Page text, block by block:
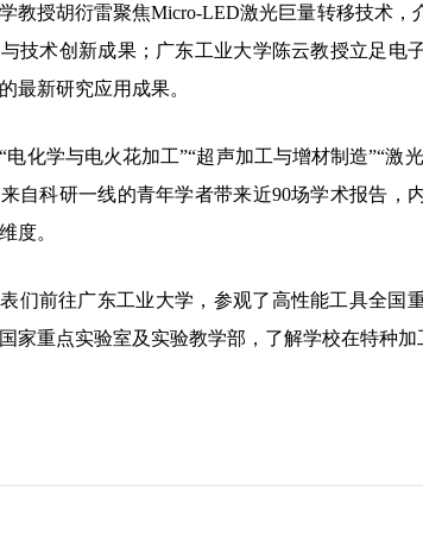
教授胡衍雷聚焦Micro-LED激光巨量转移技术，
技术创新成果；广东工业大学陈云教授立足电
最新研究应用成果。
电化学与电火花加工”“超声加工与增材制造”“激
自科研一线的青年学者带来近90场学术报告，
度。
们前往广东工业大学，参观了高性能工具全国
家重点实验室及实验教学部，了解学校在特种加